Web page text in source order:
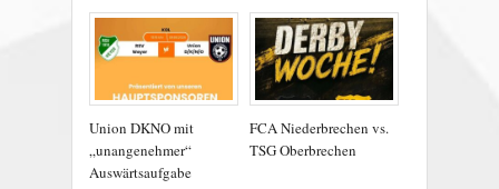
Union DKNO mit
„unangenehmer“
Auswärtsaufgabe
FCA Niederbrechen vs.
TSG Oberbrechen